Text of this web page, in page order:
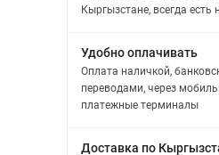
Кыргызстане, всегда есть
Удобно оплачивать
Оплата наличкой,
переводами, через
платежные терминалы
Доставка по